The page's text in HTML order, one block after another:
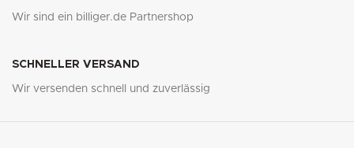
Wir sind ein billiger.de Partnershop
SCHNELLER VERSAND
Wir versenden schnell und zuverlässig